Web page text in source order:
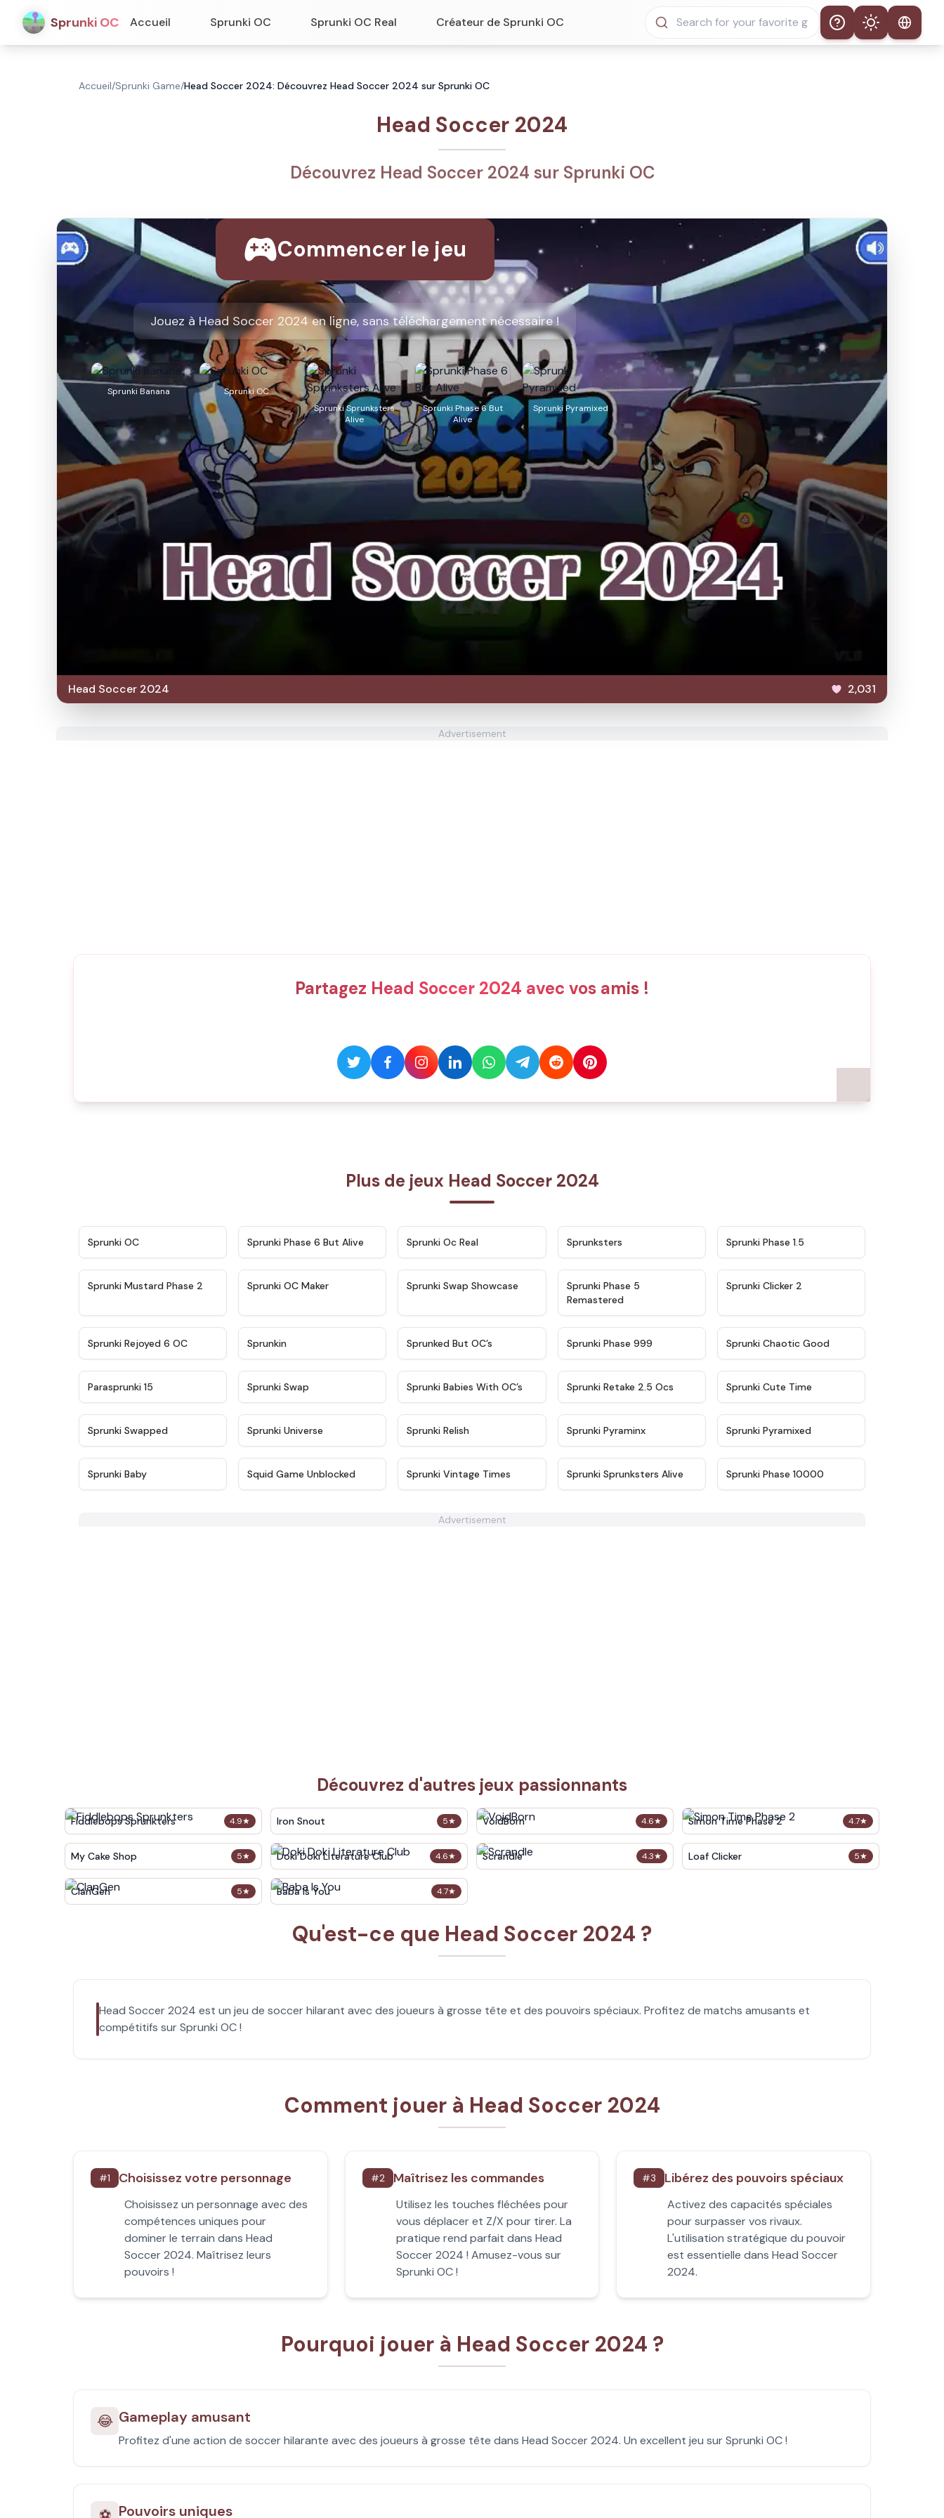
Sprunki OC Accueil Sprunki OC Sprunki OC Real Créateur de Sprunki OC Help Theme
Accueil/Sprunki Game/Head Soccer 2024: Découvrez Head Soccer 2024 sur Sprunki OC
Head Soccer 2024
Découvrez Head Soccer 2024 sur Sprunki OC
Commencer le jeu
Jouez à Head Soccer 2024 en ligne, sans téléchargement nécessaire !
Sprunki Banana
Sprunki OC
Sprunki Sprunksters
Alive
Sprunki Phase 6 But
Alive
Sprunki Pyramixed
Head Soccer 2024 2,031
Advertisement
Partagez Head Soccer 2024 avec vos amis !
Plus de jeux Head Soccer 2024
Sprunki OC ★ 4.9
Sprunki Phase 6 But Alive Sprunki Oc Real Sprunksters Sprunki Phase 1.5
★ 4.4
Sprunki Mustard Phase 2 Sprunki OC Maker ★ 4.6
Sprunki Swap Showcase
Sprunki Phase 5
Remastered
Sprunki Clicker 2
★
Sprunki Rejoyed 6 OC Sprunkin Sprunked But OC’s Sprunki Phase 999 ★
Sprunki Chaotic Good
Parasprunki 15 Sprunki Swap ★ 4.8
Sprunki Babies With OC’s ★
Sprunki Retake 2.5 Ocs Sprunki Cute Time
Sprunki Swapped Sprunki Universe Sprunki Relish Sprunki Pyraminx Sprunki Pyramixed
Sprunki Baby ★
Squid Game Unblocked ★
Sprunki Vintage Times ★ 4.9
Sprunki Sprunksters Alive Sprunki Phase 10000
Advertisement
Découvrez d'autres jeux passionnants
4.9★
Fiddlebops Sprunkters 5★
Iron Snout 4.6★
VoidBorn 4.7★
Simon Time Phase 2
5★
My Cake Shop 4.6★
Doki Doki Literature Club 4.3★
Scrandle 5★
Loaf Clicker
5★
ClanGen 4.7★
Baba Is You
Qu'est-ce que Head Soccer 2024 ?
Head Soccer 2024 est un jeu de soccer hilarant avec des joueurs à grosse tête et des pouvoirs spéciaux. Profitez de matchs amusants et
compétitifs sur Sprunki OC !
Comment jouer à Head Soccer 2024
#1 Choisissez votre personnage
Choisissez un personnage avec des
compétences uniques pour
dominer le terrain dans Head
Soccer 2024. Maîtrisez leurs
pouvoirs !
#2 Maîtrisez les commandes
Utilisez les touches fléchées pour
vous déplacer et Z/X pour tirer. La
pratique rend parfait dans Head
Soccer 2024 ! Amusez-vous sur
Sprunki OC !
#3 Libérez des pouvoirs spéciaux
Activez des capacités spéciales
pour surpasser vos rivaux.
L'utilisation stratégique du pouvoir
est essentielle dans Head Soccer
2024.
Pourquoi jouer à Head Soccer 2024 ?
😂 Gameplay amusant
Profitez d'une action de soccer hilarante avec des joueurs à grosse tête dans Head Soccer 2024. Un excellent jeu sur Sprunki OC !
Pouvoirs uniques